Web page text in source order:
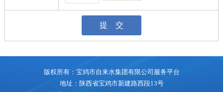
版权所有：宝鸡市自来水集团有限公司服务平台
地址：陕西省宝鸡市新建路西段13号